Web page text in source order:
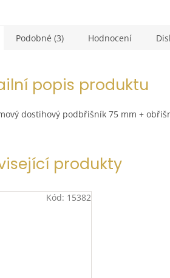
produkty
Kód: 15382
Podobné (3) Hodnocení
popis produktu
dostihový podbřišník 75 mm +